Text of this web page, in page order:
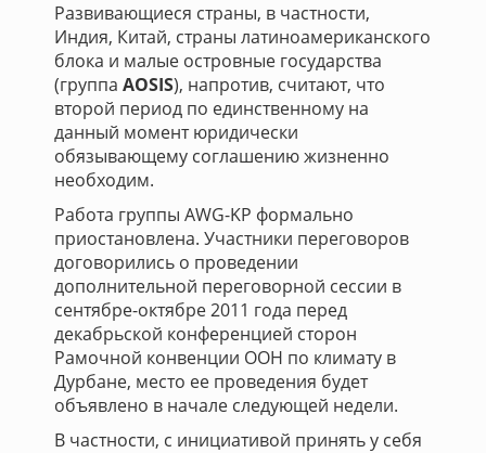
Развивающиеся страны, в частности,
Индия, Китай, страны латиноамериканского
блока и малые островные государства
(группа AOSIS), напротив, считают, что
второй период по единственному на
данный момент юридически
обязывающему соглашению жизненно
необходим.
Работа группы AWG-KP формально
приостановлена. Участники переговоров
договорились о проведении
дополнительной переговорной сессии в
сентябре-октябре 2011 года перед
декабрьской конференцией сторон
Рамочной конвенции ООН по климату в
Дурбане, место ее проведения будет
объявлено в начале следующей недели.
В частности, с инициативой принять у себя